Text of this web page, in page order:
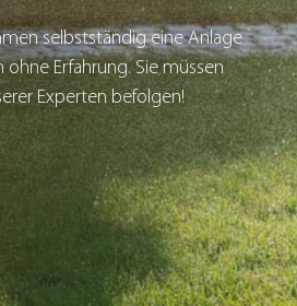
selbstständig eine Anlage
Erfahrung. Sie müssen
Experten befolgen!